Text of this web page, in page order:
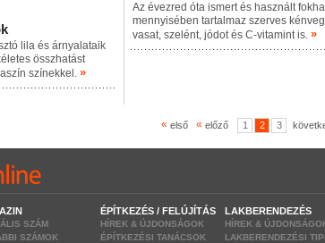
lila és árnyalataik
összhatást
színekkel. »
Az évezred óta ismert és használt
mennyisében tartalmaz szerves
vasat, szelént, jódot és C-vitamint is. »
« első « előző 1 2 3
SZÁM
SZÁMOK
ÉPÍTKEZÉS / FELÚJÍTÁS
HÍREK & ÚJDONSÁGOK
ÉPÍTKEZÉSI TANÁCSOK
LAKBERENDEZÉS
HÍREK &
LAKBERENDEZÉSI